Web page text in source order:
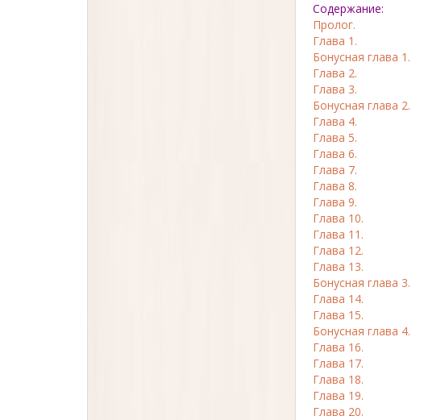
Содержание:
Пролог.
Глава 1.
Бонусная глава 1.
Глава 2.
Глава 3.
Бонусная глава 2.
Глава 4.
Глава 5.
Глава 6.
Глава 7.
Глава 8.
Глава 9.
Глава 10.
Глава 11.
Глава 12.
Глава 13.
Бонусная глава 3.
Глава 14.
Глава 15.
Бонусная глава 4.
Глава 16.
Глава 17.
Глава 18.
Глава 19.
Глава 20.